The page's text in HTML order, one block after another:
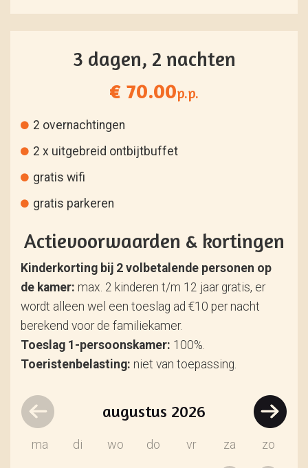
3 dagen, 2 nachten
€ 70.00p.p.
2 overnachtingen
2 x uitgebreid ontbijtbuffet
gratis wifi
gratis parkeren
Actievoorwaarden & kortingen
Kinderkorting bij 2 volbetalende personen op
de kamer: max. 2 kinderen t/m 12 jaar gratis, er
wordt alleen wel een toeslag ad €10 per nacht
berekend voor de familiekamer.
Toeslag 1-persoonskamer: 100%.
Toeristenbelasting: niet van toepassing.
augustus 2026
ma di wo do vr za zo